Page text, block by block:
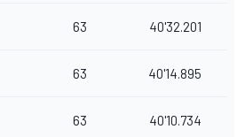
63 40'32.201
63 40'14.895
63 40'10.734